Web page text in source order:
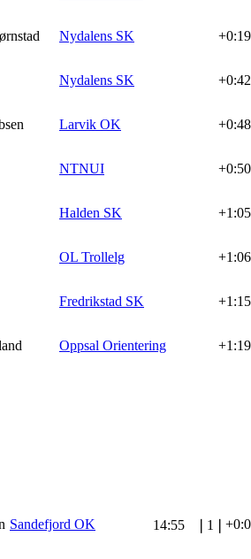
Nydalens SK +0:19
Nydalens SK +0:42
Larvik OK +0:48
NTNUI +0:50
Halden SK +1:05
OL Trollelg +1:06
Fredrikstad SK +1:15
Oppsal Orientering +1:19
Sandefjord OK 14:55 1